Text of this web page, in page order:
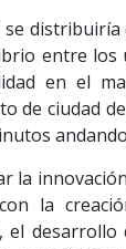
entre los
en el
de ciudad
la
la
el